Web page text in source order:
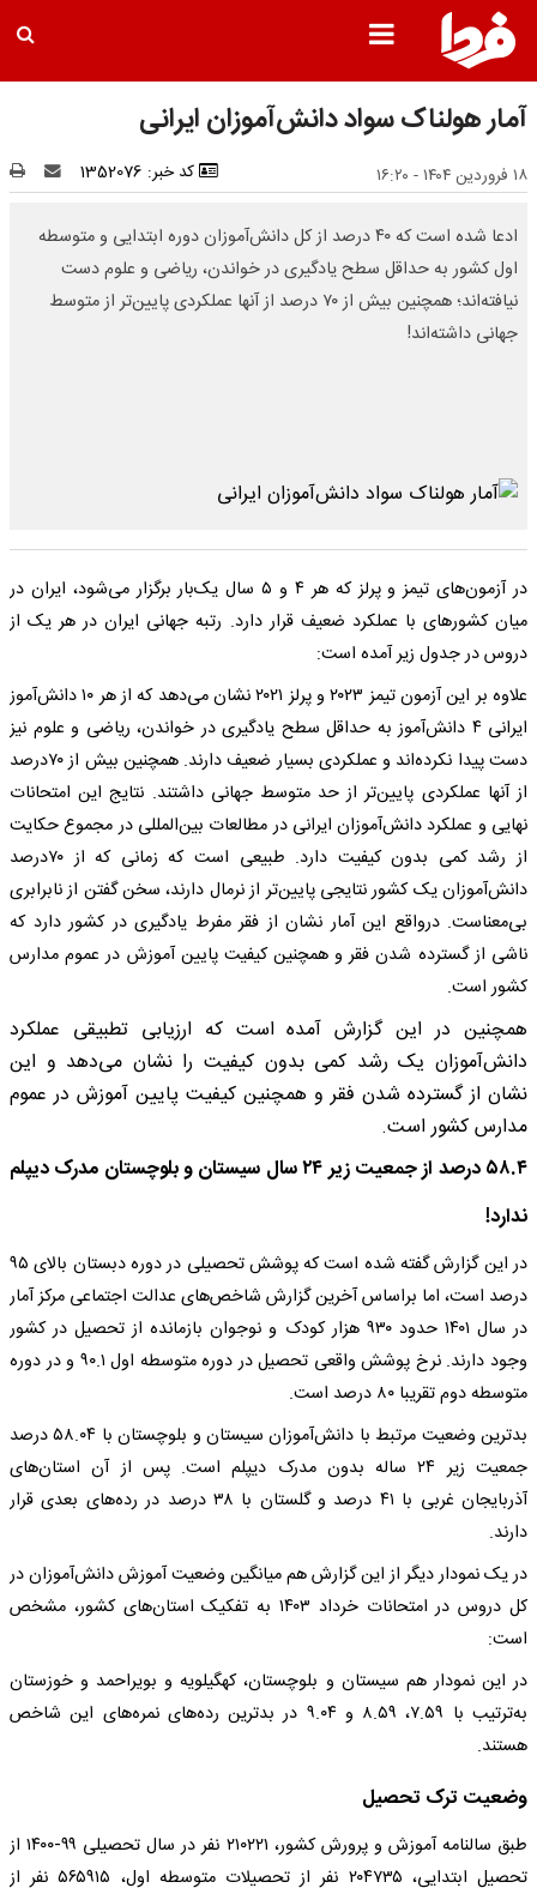
آمار هولناک سواد دانش‌آموزان ایرانی
۱۸ فروردین ۱۴۰۴ - ۱۶:۲۰ کد خبر: 1352076
ادعا شده است که ۴۰ درصد از کل دانش‌آموزان دوره ابتدایی و متوسطه
اول کشور به حداقل سطح یادگیری در خواندن، ریاضی و علوم دست
نیافته‌اند؛ همچنین بیش از ۷۰ درصد از آنها عملکردی پایین‌تر از متوسط
جهانی داشته‌اند!
در آزمون‌های تیمز و پرلز که هر ۴ و ۵ سال یک‌بار برگزار می‌شود، ایران در
میان کشور‌های با عملکرد ضعیف قرار دارد. رتبه جهانی ایران در هر یک از
دروس در جدول زیر آمده است:
علاوه بر این آزمون تیمز ۲۰۲۳ و پرلز ۲۰۲۱ نشان می‌دهد که از هر ۱۰ دانش‌آموز
ایرانی ۴ دانش‌آموز به حداقل سطح یادگیری در خواندن، ریاضی و علوم نیز
دست پیدا نکرده‌اند و عملکردی بسیار ضعیف دارند. همچنین بیش از ۷۰درصد
از آنها عملکردی پایین‌تر از حد متوسط جهانی داشتند. نتایج این امتحانات
نهایی و عملکرد دانش‌آموزان ایرانی در مطالعات بین‌المللی در مجموع حکایت
از رشد کمی بدون کیفیت دارد. طبیعی است که زمانی که از ۷۰درصد
دانش‌آموزان یک کشور نتایجی پایین‌تر از نرمال دارند، سخن گفتن از نابرابری
بی‌معناست. درواقع این آمار نشان از فقر مفرط یادگیری در کشور دارد که
ناشی از گسترده شدن فقر و همچنین کیفیت پایین آموزش در عموم مدارس
کشور است.
همچنین در این گزارش آمده است که ارزیابی تطبیقی عملکرد
دانش‌آموزان یک رشد کمی بدون کیفیت را نشان می‌دهد و این
نشان از گسترده شدن فقر و همچنین کیفیت پایین آموزش در عموم
مدارس کشور است.
۵۸.۴ درصد از جمعیت زیر ۲۴ سال سیستان و بلوچستان مدرک دیپلم
ندارد!
در این گزارش گفته شده است که پوشش تحصیلی در دوره دبستان بالای ۹۵
درصد است، اما براساس آخرین گزارش شاخص‌های عدالت اجتماعی مرکز آمار
در سال ۱۴۰۱ حدود ۹۳۰ هزار کودک و نوجوان بازمانده از تحصیل در کشور
وجود دارند. نرخ پوشش واقعی تحصیل در دوره متوسطه اول ۹۰.۱ و در دوره
متوسطه دوم تقریبا ۸۰ درصد است.
بدترین وضعیت مرتبط با دانش‌آموزان سیستان و بلوچستان با ۵۸.۰۴ درصد
جمعیت زیر ۲۴ ساله بدون مدرک دیپلم است. پس از آن استان‌های
آذربایجان غربی با ۴۱ درصد و گلستان با ۳۸ درصد در رده‌های بعدی قرار
دارند.
در یک نمودار دیگر از این گزارش هم میانگین وضعیت آموزش دانش‌آموزان در
کل دروس در امتحانات خرداد ۱۴۰۳ به تفکیک استان‌های کشور، مشخص
است:
در این نمودار هم سیستان و بلوچستان، کهگیلویه و بویراحمد و خوزستان
به‌ترتیب با ۷.۵۹، ۸.۵۹ و ۹.۰۴ در بدترین رده‌های نمره‌های این شاخص
هستند.
وضعیت ترک تحصیل
طبق سالنامه آموزش و پرورش کشور، ۲۱۰۲۲۱ نفر در سال تحصیلی ۹۹-۱۴۰۰ از
تحصیل ابتدایی، ۲۰۴۷۳۵ نفر از تحصیلات متوسطه اول، ۵۶۵۹۱۵ نفر از